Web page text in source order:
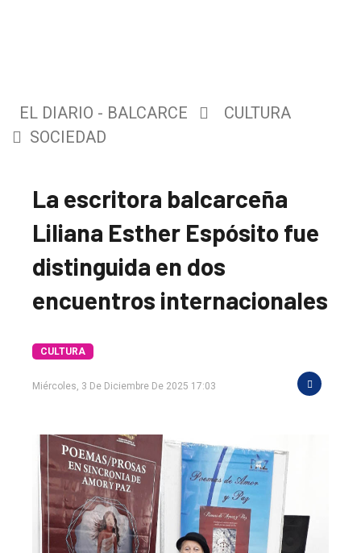
El
único
DIARIO
EL DIARIO - BALCARCE
CULTURA
SOCIEDAD
La escritora balcarceña
Liliana Esther Espósito fue
distinguida en dos
encuentros internacionales
CULTURA
Miércoles, 3 De Diciembre De 2025 17:03